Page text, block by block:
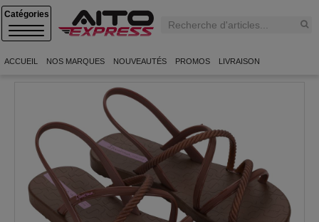
C
T
G
E
ACCUEIL NOS MARQUES NOUVEAUTÉS PROMOS LIVRAISON